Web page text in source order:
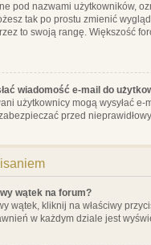
pod nazwami użytkowników,
tak po prostu zmienić
to swoją rangę. Większość
wiadomość e-mail do
użytkownicy mogą wysyłać
przed
wątek na forum?
wątek, kliknij na właściwy
w każdym dziale jest